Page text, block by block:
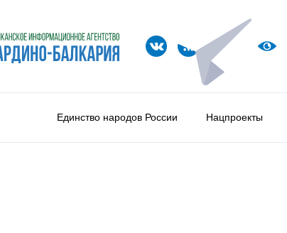
Единство народов России Нацпроекты